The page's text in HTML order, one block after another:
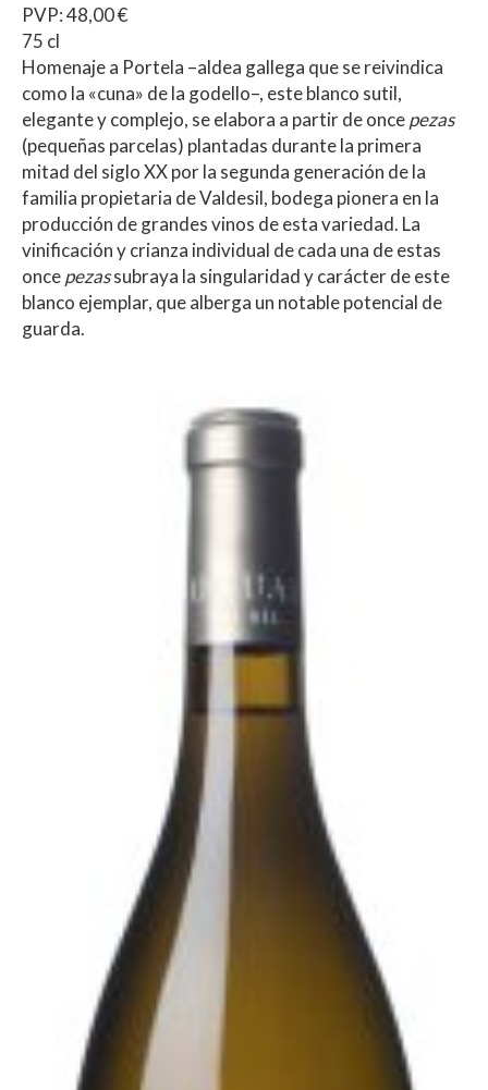
PVP: 48,00 €
75 cl
Homenaje a Portela –aldea gallega que se reivindica
como la «cuna» de la godello–, este blanco sutil,
elegante y complejo, se elabora a partir de oncepezas
(pequeñas parcelas) plantadas durante la primera
mitad del siglo XX por la segunda generación de la
familia propietaria de Valdesil, bodega pionera en la
producción de grandes vinos de esta variedad. La
vinificación y crianza individual de cada una de estas
oncepezassubraya la singularidad y carácter de este
blanco ejemplar, que alberga un notable potencial de
guarda.